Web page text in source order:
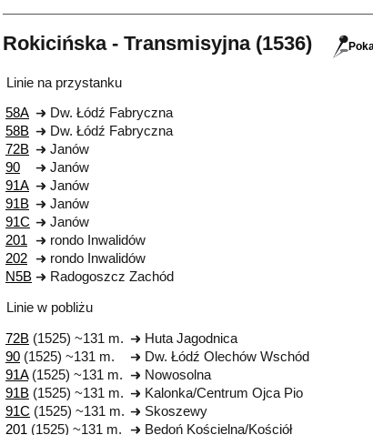
Rokicińska - Transmisyjna (1536)
Linie na przystanku
58A
Dw. Łódź Fabryczna
58B
Dw. Łódź Fabryczna
72B
Janów
90
Janów
91A
Janów
91B
Janów
91C
Janów
201
rondo Inwalidów
202
rondo Inwalidów
N5B
Radogoszcz Zachód
Linie w pobliżu
72B (1525) ~131 m.
Huta Jagodnica
90 (1525) ~131 m.
Dw. Łódź Olechów Wschód
91A(1525) ~131 m.
Nowosolna
91B (1525) ~131 m.
Kalonka/Centrum Ojca Pio
91C (1525) ~131 m.
Skoszewy
201 (1525) ~131 m. Bedoń Kościelna/Kościół